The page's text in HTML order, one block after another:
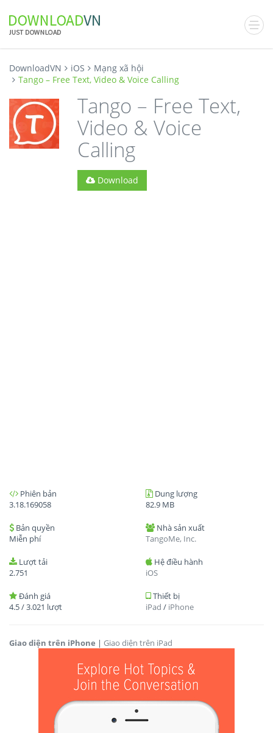
DownloadVN iOS
Mạng xã hội
Tango – Free Text, Video & Voice Calling
Tango – Free Text,
Video & Voice
Calling
Download
Phiên bản
3.18.169058
Dung lượng
82.9 MB
Bản quyền
Miễn phí
Nhà sản xuất
TangoMe, Inc.
Lượt tải
2.751
Hệ điều hành
iOS
Đánh giá
4.5/3.021 lượt
Thiết bị
iPad / iPhone
Giao diện trên iPhone | Giao diện trên iPad